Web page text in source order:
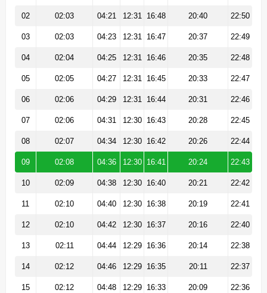
02 02:03 04:21 12:31 16:48 20:40 22:50
03 02:03 04:23 12:31 16:47 20:37 22:49
04 02:04 04:25 12:31 16:46 20:35 22:48
05 02:05 04:27 12:31 16:45 20:33 22:47
06 02:06 04:29 12:31 16:44 20:31 22:46
07 02:06 04:31 12:30 16:43 20:28 22:45
08 02:07 04:34 12:30 16:42 20:26 22:44
09 02:08 04:36 12:30 16:41 20:24 22:43
10 02:09 04:38 12:30 16:40 20:21 22:42
11 02:10 04:40 12:30 16:38 20:19 22:41
12 02:10 04:42 12:30 16:37 20:16 22:40
13 02:11 04:44 12:29 16:36 20:14 22:38
14 02:12 04:46 12:29 16:35 20:11 22:37
15 02:12 04:48 12:29 16:33 20:09 22:36